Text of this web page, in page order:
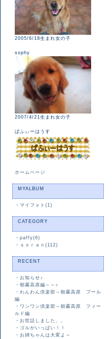
2005/6/18生まれ女の子
sophy
2007/4/21生まれ女の子
ぱふぃーはうす
ホームページ
MYALBUM
・ マイフォト(1)
CATEGORY
・ paffy(6)
・ ｓｏｒａｎ(112)
RECENT
・ お知らせ♪
・ 朝霧高原編～～♪
・ わんわん倶楽部～朝霧高原 プール
編
・ ワンワン倶楽部～朝霧高原 フィー
ルド編
・ お世話しました。。
・ ゴルがいっぱい！！
・ お姉ちゃんは大変よ～